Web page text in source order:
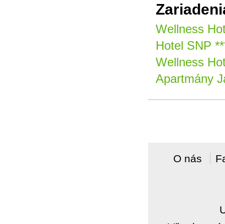
Wellness
Hotel SNP
Wellness
Apartmány
O nás